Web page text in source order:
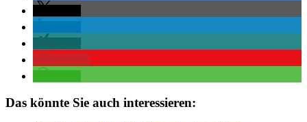
Das könnte Sie auch interessieren: